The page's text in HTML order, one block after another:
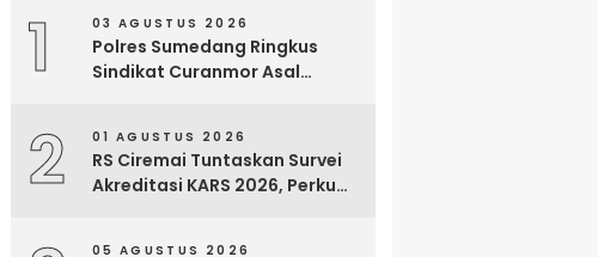
1 03 AGUSTUS 2026
Polres Sumedang Ringkus
Sindikat Curanmor Asal
2 01 AGUSTUS 2026
RS Ciremai Tuntaskan Survei
Akreditasi KARS 2026, Perkuat
05 AGUSTUS 2026